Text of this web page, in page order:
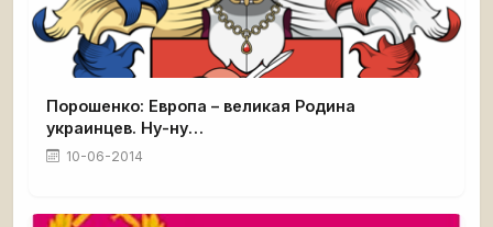
Порошенко: Европа – великая Родина
украинцев. Ну-ну…
10-06-2014